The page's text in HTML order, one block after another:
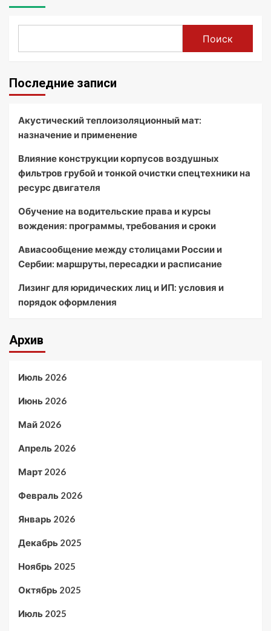
Поиск
Последние записи
Акустический теплоизоляционный мат:
назначение и применение
Влияние конструкции корпусов воздушных
фильтров грубой и тонкой очистки спецтехники на
ресурс двигателя
Обучение на водительские права и курсы
вождения: программы, требования и сроки
Авиасообщение между столицами России и
Сербии: маршруты, пересадки и расписание
Лизинг для юридических лиц и ИП: условия и
порядок оформления
Архив
Июль 2026
Июнь 2026
Май 2026
Апрель 2026
Март 2026
Февраль 2026
Январь 2026
Декабрь 2025
Ноябрь 2025
Октябрь 2025
Июль 2025